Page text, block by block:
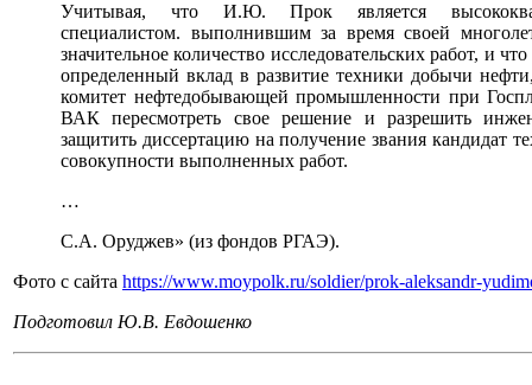
Учитывая, что И.Ю. Прок является
специалистом. выполнившим за время своей
значительное количество исследовательских работ, и
определенный вклад в развитие техники добычи
комитет нефтедобывающей промышленности при
ВАК пересмотреть свое решение и разрешить
защитить диссертацию на получение звания кандидат
совокупности выполненных работ.
…
С.А. Оруджев» (из фондов РГАЭ).
Фото с сайта https://www.moypolk.ru/soldier/prok-aleksandr-
Подготовил Ю.В. Евдошенко